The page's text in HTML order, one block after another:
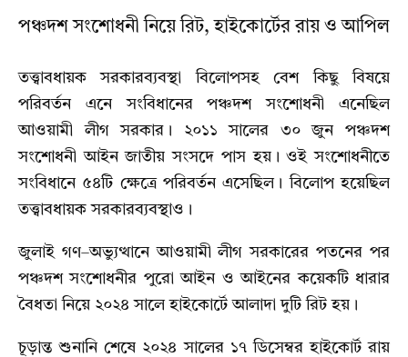
পঞ্চদশ সংশোধনী নিয়ে রিট, হাইকোর্টের রায় ও আপিল
তত্ত্বাবধায়ক সরকারব্যবস্থা বিলোপসহ বেশ কিছু বিষয়ে
পরিবর্তন এনে সংবিধানের পঞ্চদশ সংশোধনী এনেছিল
আওয়ামী লীগ সরকার। ২০১১ সালের ৩০ জুন পঞ্চদশ
সংশোধনী আইন জাতীয় সংসদে পাস হয়। ওই সংশোধনীতে
সংবিধানে ৫৪টি ক্ষেত্রে পরিবর্তন এসেছিল। বিলোপ হয়েছিল
তত্ত্বাবধায়ক সরকারব্যবস্থাও।
জুলাই গণ–অভ্যুত্থানে আওয়ামী লীগ সরকারের পতনের পর
পঞ্চদশ সংশোধনীর পুরো আইন ও আইনের কয়েকটি ধারার
বৈধতা নিয়ে ২০২৪ সালে হাইকোর্টে আলাদা দুটি রিট হয়।
চূড়ান্ত শুনানি শেষে ২০২৪ সালের ১৭ ডিসেম্বর হাইকোর্ট রায়